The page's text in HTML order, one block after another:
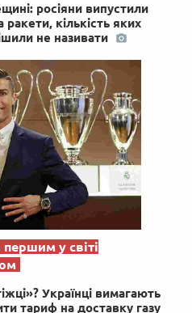
росіяни випустили
кількість яких
не називати
у світі
Українці вимагають
тариф на доставку газу